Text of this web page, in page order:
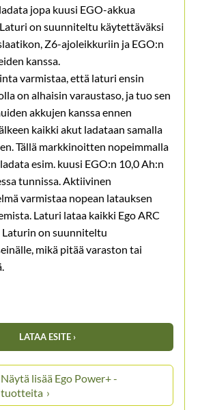
jopa kuusi EGO-akkua
on suunniteltu käytettäväksi
Z6-ajoleikkuriin ja EGO:n
kanssa.
varmistaa, että laturi ensin
on alhaisin varaustaso, ja tuo sen
akkujen kanssa ennen
kaikki akut ladataan samalla
Tällä markkinoitten nopeimmalla
esim. kuusi EGO:n 10,0 Ah:n
tunnissa. Aktiivinen
varmistaa nopean latauksen
Laturi lataa kaikki Ego ARC
on suunniteltu
mikä pitää varaston tai
LATAA ESITE ›
Ego Power+ -
tuotteita